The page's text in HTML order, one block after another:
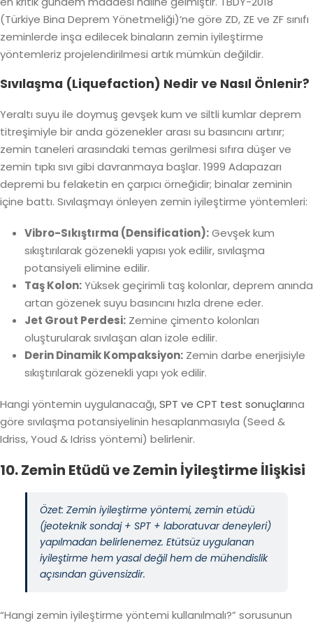
(Türkiye Bina Deprem Yönetmeliği)‘ne göre ZD, ZE ve ZF sınıfı
zeminlerde inşa edilecek binaların zemin iyileştirme
yöntemleriz projelendirilmesi artık mümkün değildir.
Sıvılaşma (Liquefaction) Nedir ve Nasıl Önlenir?
Yeraltı suyu ile doymuş gevşek kum ve siltli kumlar deprem
titreşimiyle bir anda gözenekler arası su basıncını artırır;
zemin taneleri arasındaki temas gerilmesi sıfıra düşer ve
zemin tıpkı sıvı gibi davranmaya başlar. 1999 Adapazarı
depremi bu felaketin en çarpıcı örneğidir; binalar zeminin
içine battı. Sıvılaşmayı önleyen zemin iyileştirme yöntemleri:
Vibro-Sıkıştırma (Densification):Gevşek kum
sıkıştırılarak gözenekli yapısı yok edilir, sıvılaşma
potansiyeli elimine edilir.
Taş Kolon:Yüksek geçirimli taş kolonlar, deprem anında
artan gözenek suyu basıncını hızla drene eder.
Jet Grout Perdesi: Zemine çimento kolonları
oluşturularak sıvılaşan alan izole edilir.
Derin Dinamik Kompaksiyon: Zemin darbe enerjisiyle
sıkıştırılarak gözenekli yapı yok edilir.
Hangi yöntemin uygulanacağı,SPT ve CPT test sonuçlarına
göre sıvılaşma potansiyelinin hesaplanmasıyla (Seed &
Idriss, Youd & Idriss yöntemi) belirlenir.
10. Zemin Etüdü ve Zemin İyileştirme İlişkisi
Özet: Zemin iyileştirme yöntemi, zemin etüdü
(jeoteknik sondaj + SPT + laboratuvar deneyleri)
yapılmadan belirlenemez. Etütsüz uygulanan
iyileştirme hem yasal değil hem de mühendislik
açısından güvensizdir.
“Hangi zemin iyileştirme yöntemi kullanılmalı?” sorusunun